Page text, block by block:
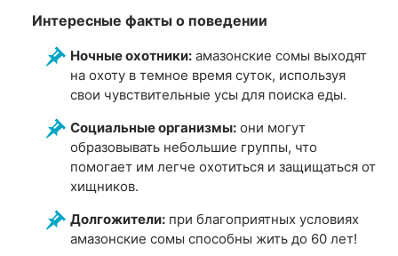
Интересные факты о поведении
Ночные охотники: амазонские сомы выходят
на охоту в темное время суток, используя
свои чувствительные усы для поиска еды.
Социальные организмы: они могут
образовывать небольшие группы, что
помогает им легче охотиться и защищаться от
хищников.
Долгожители: при благоприятных условиях
амазонские сомы способны жить до 60 лет!